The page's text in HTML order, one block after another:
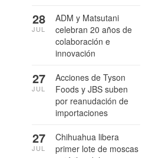
ADM y Matsutani
celebran 20 años de
colaboración e
innovación
28
JUL
Acciones de Tyson
Foods y JBS suben
por reanudación de
importaciones
27
JUL
Chihuahua libera
primer lote de moscas
27
JUL